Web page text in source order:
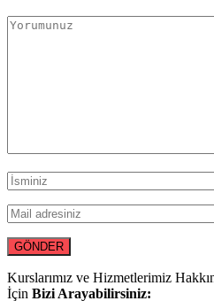
Kurslarımız ve Hizmetlerimiz
İçin Bizi Arayabilirsiniz: